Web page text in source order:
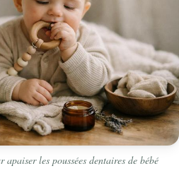
les poussées dentaires de bébé